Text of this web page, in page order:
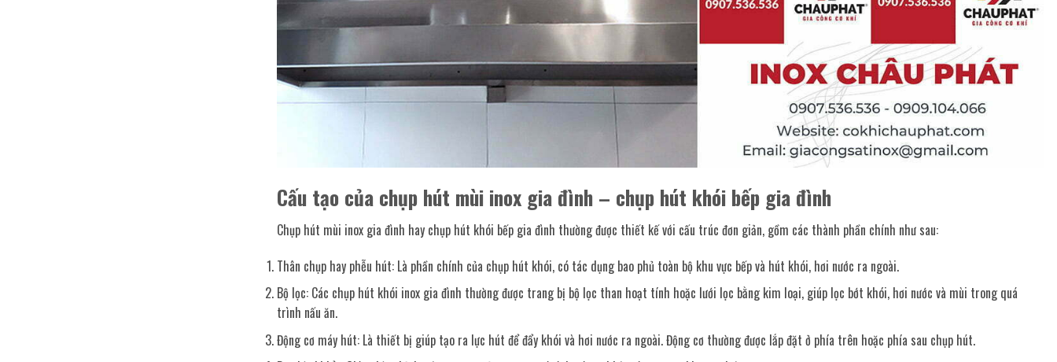
Cấu tạo của chụp hút mùi inox gia đình – chụp hút khói bếp gia đình
Chụp hút mùi inox gia đình hay chụp hút khói bếp gia đình thường được thiết kế với cấu trúc đơn giản, gồm các thành phần chính như sau:
Thân chụp hay phễu hút: Là phần chính của chụp hút khói, có tác dụng bao phủ toàn bộ khu vực bếp và hút khói, hơi nước ra ngoài.
Bộ lọc: Các chụp hút khói inox gia đình thường được trang bị bộ lọc than hoạt tính hoặc lưới lọc bằng kim loại, giúp lọc bớt khói, hơi nước và mùi trong quá
trình nấu ăn.
Động cơ máy hút: Là thiết bị giúp tạo ra lực hút để đẩy khói và hơi nước ra ngoài. Động cơ thường được lắp đặt ở phía trên hoặc phía sau chụp hút.